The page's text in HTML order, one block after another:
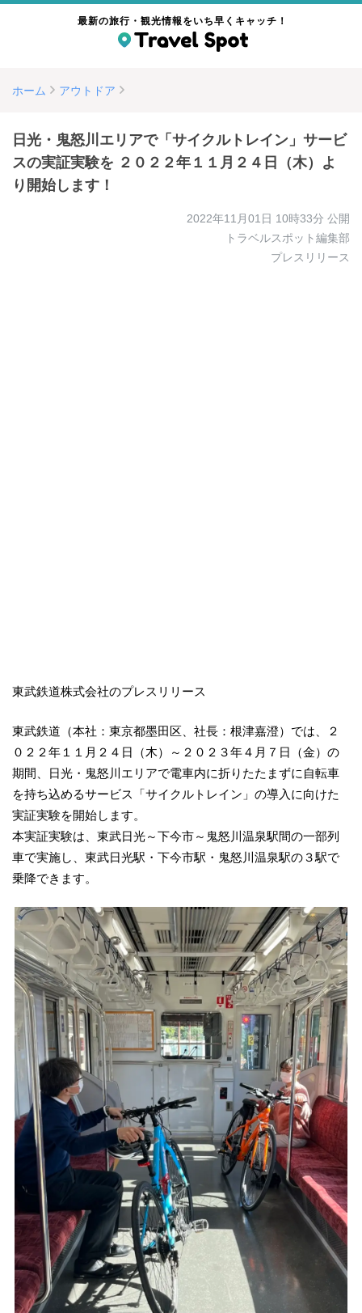
最新の旅行・観光情報をいち早くキャッチ！
ホーム アウトドア
日光・鬼怒川エリアで「サイクルトレイン」サービ
スの実証実験を ２０２２年１１月２４日（木）よ
り開始します！
2022年11月01日 10時33分 公開
トラベルスポット編集部
プレスリリース
東武鉄道株式会社のプレスリリース
東武鉄道（本社：東京都墨田区、社長：根津嘉澄）では、２
０２２年１１月２４日（木）～２０２３年４月７日（金）の
期間、日光・鬼怒川エリアで電車内に折りたたまずに自転車
を持ち込めるサービス「サイクルトレイン」の導入に向けた
実証実験を開始します。
本実証実験は、東武日光～下今市～鬼怒川温泉駅間の一部列
車で実施し、東武日光駅・下今市駅・鬼怒川温泉駅の３駅で
乗降できます。